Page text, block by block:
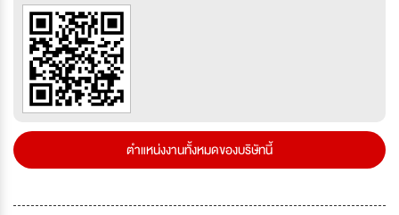
ตำแหน่งงานทั้งหมดของบริษัทนี้